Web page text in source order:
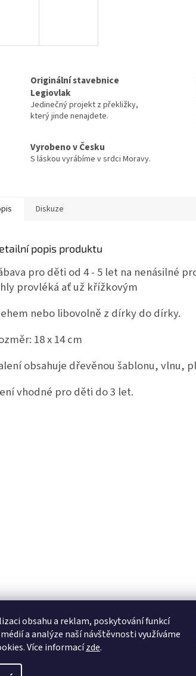
obsahu a reklam, poskytování funkcí
a analýze naší návštěvnosti využíváme
Více informacízde.
Originální stavebnice
Legiovlak
Jedinečný projekt z překližky,
který jinde nenajdete.
Vyrobeno v Česku
S láskou vyrábíme v srdci Moravy.
Diskuze
popis produktu
pro děti od 4 - 5 let na nenásilné
provléká ať už křížkovým
nebo libovolně z dírky do dírky.
18 x 14 cm
obsahuje dřevěnou šablonu, vlnu,
vhodné pro děti do 3 let.